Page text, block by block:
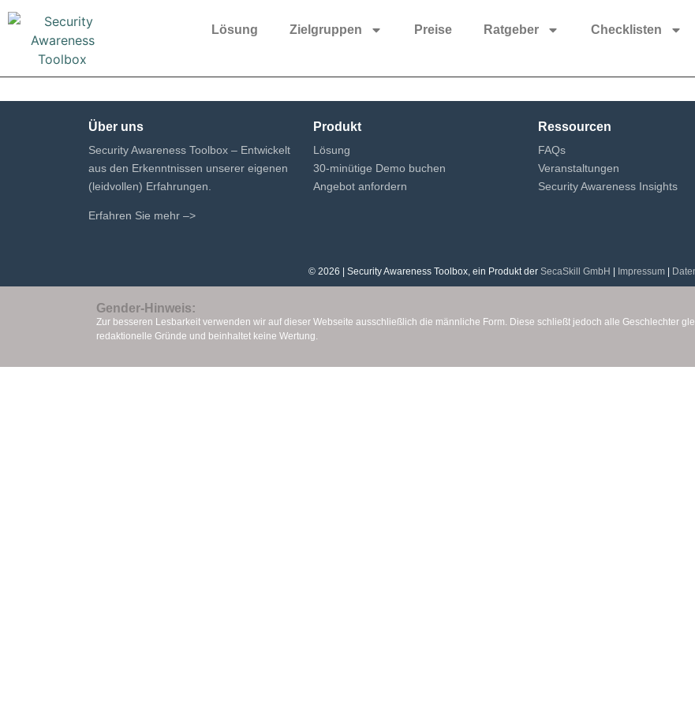
Lösung Zielgruppen Preise Ratgeber Checklisten
Über uns
Security Awareness Toolbox – Entwickelt
aus den Erkenntnissen unserer eigenen
(leidvollen) Erfahrungen.
Erfahren Sie mehr –>
Produkt
Lösung
30-minütige Demo buchen
Angebot anfordern
Ressourcen
FAQs
Veranstaltungen
Security Awareness Insights
© 2026 | Security Awareness Toolbox, ein Produkt der SecaSkill GmbH | Impressum |
Gender-Hinweis:
Zur besseren Lesbarkeit verwenden wir auf dieser Webseite ausschließlich die männliche Form. Diese schließt jedoch alle Geschlechter
redaktionelle Gründe und beinhaltet keine Wertung.